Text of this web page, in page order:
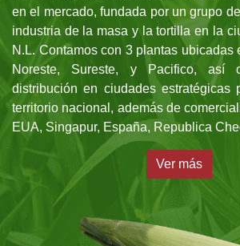
en el mercado, fundada por un grupo
industria de la masa y la tortilla en la
N.L. Contamos con 3 plantas ubicadas
Noreste, Sureste, y Pacifico, así
distribución en ciudades estratégicas
territorio nacional, además de
EUA, Singapur, España, Republica
Ver más